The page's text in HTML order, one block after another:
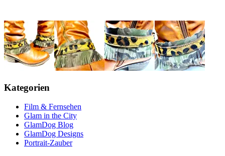
Kategorien
Film & Fernsehen
Glam in the City
GlamDog Blog
GlamDog Designs
Portrait-Zauber